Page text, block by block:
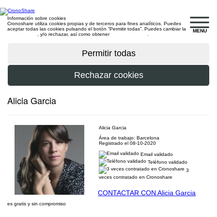
MENU
Información sobre cookies
Cronoshare utiliza cookies propias y de terceros para fines analíticos. Puedes
aceptar todas las cookies pulsando el botón “Permitir todas”. Puedes cambiar la
, y/o rechazar, así como obtener
Alicia Garcia
Alicia Garcia
Área de trabajo: Barcelona
Registrado el 08-10-2020
Email validado
Teléfono validado
3
veces contratado en Cronoshare
CONTACTAR CON Alicia Garcia
es gratis y sin compromiso